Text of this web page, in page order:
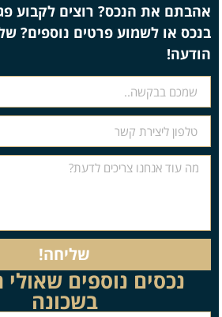
אהבתם את הנכס? רוצים לקבוע
בנכס או לשמוע פרטים נוספים?
הודעה!
שליחה!
נכסים נוספים
בשכונה